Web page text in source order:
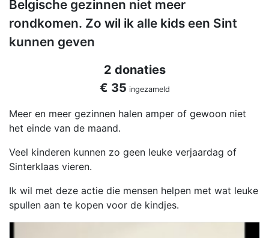
Belgische gezinnen niet meer
rondkomen. Zo wil ik alle kids een Sint
kunnen geven
2 donaties
€ 35 ingezameld
Meer en meer gezinnen halen amper of gewoon niet
het einde van de maand.
Veel kinderen kunnen zo geen leuke verjaardag of
Sinterklaas vieren.
Ik wil met deze actie die mensen helpen met wat leuke
spullen aan te kopen voor de kindjes.